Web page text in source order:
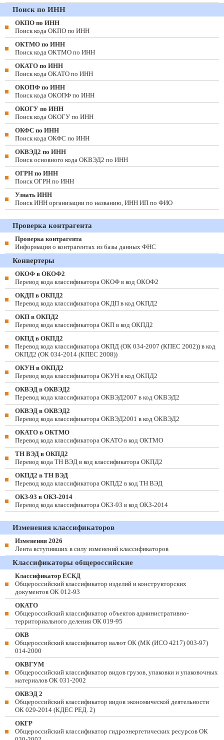
Поиск по ИНН
ОКПО по ИНН
Поиск кода ОКПО по ИНН
ОКТМО по ИНН
Поиск кода ОКТМО по ИНН
ОКАТО по ИНН
Поиск кода ОКАТО по ИНН
ОКОПФ по ИНН
Поиск кода ОКОПФ по ИНН
ОКОГУ по ИНН
Поиск кода ОКОГУ по ИНН
ОКФС по ИНН
Поиск кода ОКФС по ИНН
ОКВЭД2 по ИНН
Поиск основного кода ОКВЭД2 по ИНН
ОГРН по ИНН
Поиск ОГРН по ИНН
Узнать ИНН
Поиск ИНН организации по названию, ИНН ИП по ФИО
Проверка контрагента
Проверка контрагента
Информация о контрагентах из базы данных ФНС
Конвертеры
ОКОФ в ОКОФ2
Перевод кода классификатора ОКОФ в код ОКОФ2
ОКДП в ОКПД2
Перевод кода классификатора ОКДП в код ОКПД2
ОКП в ОКПД2
Перевод кода классификатора ОКП в код ОКПД2
ОКПД в ОКПД2
Перевод кода классификатора ОКПД (ОК 034-2007 (КПЕС 2002)) в код
ОКПД2 (ОК 034-2014 (КПЕС 2008))
ОКУН в ОКПД2
Перевод кода классификатора ОКУН в код ОКПД2
ОКВЭД в ОКВЭД2
Перевод кода классификатора ОКВЭД2007 в код ОКВЭД2
ОКВЭД в ОКВЭД2
Перевод кода классификатора ОКВЭД2001 в код ОКВЭД2
ОКАТО в ОКТМО
Перевод кода классификатора ОКАТО в код ОКТМО
ТН ВЭД в ОКПД2
Перевод кода ТН ВЭД в код классификатора ОКПД2
ОКПД2 в ТН ВЭД
Перевод кода классификатора ОКПД2 в код ТН ВЭД
ОКЗ-93 в ОКЗ-2014
Перевод кода классификатора ОКЗ-93 в код ОКЗ-2014
Изменения классификаторов
Изменения 2026
Лента вступивших в силу изменений классификаторов
Классификаторы общероссийские
Классификатор ЕСКД
Общероссийский классификатор изделий и конструкторских
документов ОК 012-93
ОКАТО
Общероссийский классификатор объектов административно-
территориального деления ОК 019-95
ОКВ
Общероссийский классификатор валют ОК (МК (ИСО 4217) 003-97)
014-2000
ОКВГУМ
Общероссийский классификатор видов грузов, упаковки и упаковочных
материалов ОК 031-2002
ОКВЭД 2
Общероссийский классификатор видов экономической деятельности
ОК 029-2014 (КДЕС РЕД. 2)
ОКГР
Общероссийский классификатор гидроэнергетических ресурсов ОК